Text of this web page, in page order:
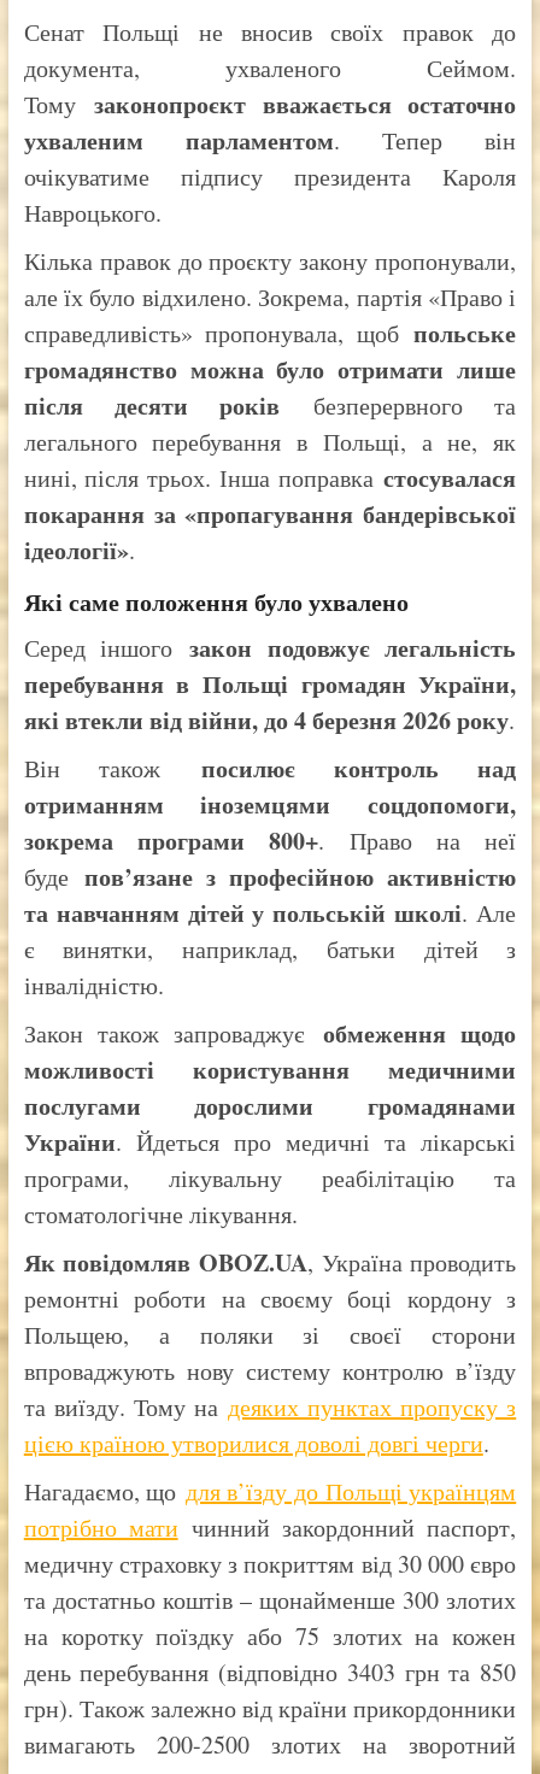
Сенат Польщі не вносив своїх правок до
документа, ухваленого Сеймом.
Томузаконопроєкт вважається остаточно
ухваленим парламентом. Тепер він
очікуватиме підпису президента Кароля
Навроцького.
Кілька правок до проєкту закону пропонували,
але їх було відхилено. Зокрема, партія «Право і
справедливість» пропонувала, щобпольське
громадянство можна було отримати лише
після десяти роківбезперервного та
легального перебування в Польщі, а не, як
нині, після трьох. Інша поправкастосувалася
покарання за «пропагування бандерівської
ідеології».
Які саме положення було ухвалено
Серед іншого закон подовжує легальність
перебування в Польщі громадян України,
які втекли від війни, до 4 березня 2026 року.
Він також посилює контроль над
отриманням іноземцями соцдопомоги,
зокрема програми 800+. Право на неї
буде пов’язане з професійною активністю
та навчанням дітей у польській школі. Але
є винятки, наприклад, батьки дітей з
інвалідністю.
Закон також запроваджує обмеження щодо
можливості користування медичними
послугами дорослими громадянами
України. Йдеться про медичні та лікарські
програми, лікувальну реабілітацію та
стоматологічне лікування.
Як повідомляв OBOZ.UA, Україна проводить
ремонтні роботи на своєму боці кордону з
Польщею, а поляки зі своєї сторони
впроваджують нову систему контролю в’їзду
та виїзду. Тому надеяких пунктах пропуску з
цією країною утворилися доволі довгі черги.
Нагадаємо, що для в’їзду до Польщі українцям
потрібно матичинний закордонний паспорт,
медичну страховку з покриттям від 30 000 євро
та достатньо коштів – щонайменше 300 злотих
на коротку поїздку або 75 злотих на кожен
день перебування (відповідно 3403 грн та 850
грн). Також залежно від країни прикордонники
вимагають 200-2500 злотих на зворотний